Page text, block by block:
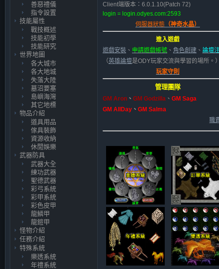
善惡禮儀
指令設置
技能屬性
戰技概述
技能初學
技能研究
世界地圖
各大城市
各大地城
失落大陸
墓沼要塞
島嶼海灣
其它地標
物品介紹
道具用品
傢具裝飾
資源收納
休閒娛樂
武器防具
武器大全
練功武器
聖德武器
彩弓系統
彩甲系統
彩色皮甲
龍鱗甲
龍鎧甲
怪物介紹
任務介紹
特殊系統
樂透系統
年禮系統
Client端版本：6.0.1.10(Patch 72)
login = login.odyes.com:2593
伺服器狀態 （神奇水晶）
進入遊戲
遊戲安裝 、 申請遊戲帳號 、 角色創建 、 論壇
（英雄論壇是ODY玩家交流與學習的場所。
玩家守則
管理團隊
GM Aron 、 GM Godzilla 、 GM Saga
GM AllDay 、 GM Salma
職